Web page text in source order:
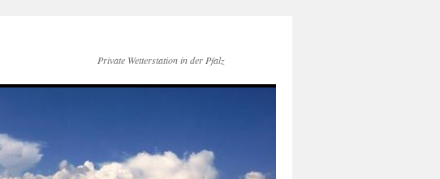
Private Wetterstation in der Pfalz